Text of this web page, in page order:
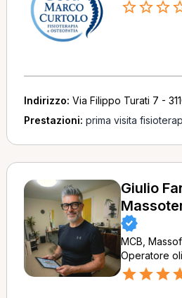
Indirizzo: Via Filippo Turati 7 -
Prestazioni: prima visita
Giulio
MCB,
Operatore